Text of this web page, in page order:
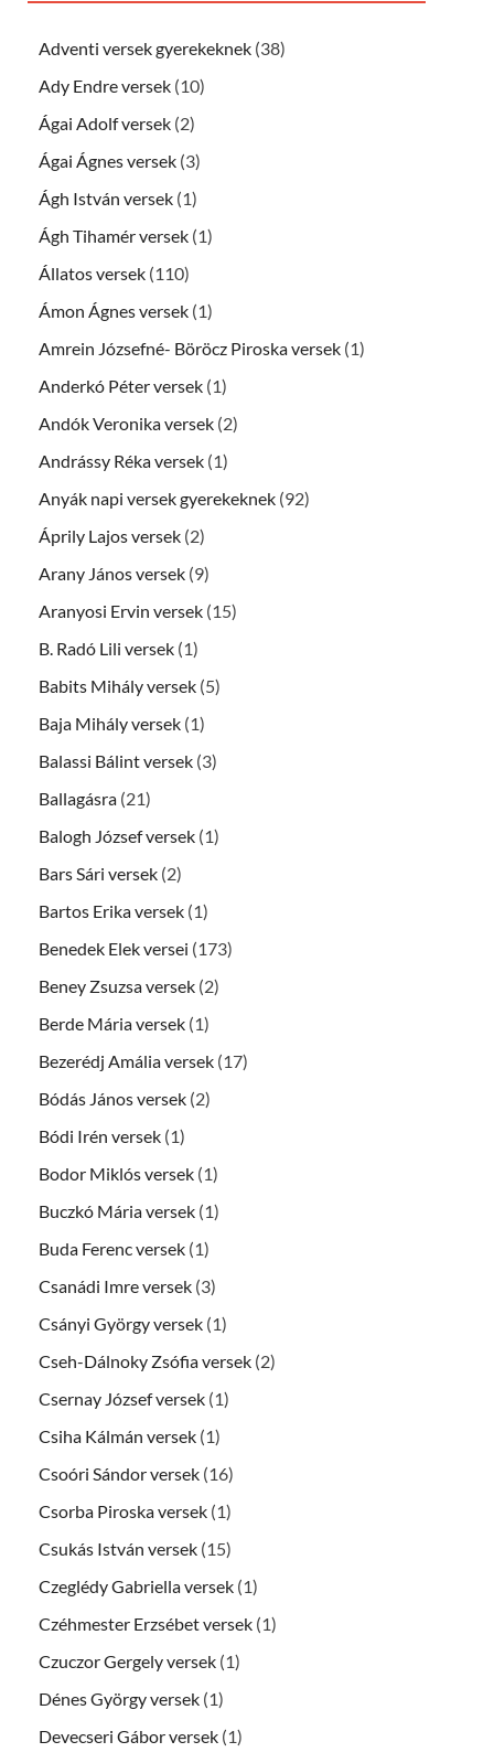
Adventi versek gyerekeknek (38)
Ady Endre versek (10)
Ágai Adolf versek (2)
Ágai Ágnes versek (3)
Ágh István versek (1)
Ágh Tihamér versek (1)
Állatos versek (110)
Ámon Ágnes versek (1)
Amrein Józsefné- Böröcz Piroska versek (1)
Anderkó Péter versek (1)
Andók Veronika versek (2)
Andrássy Réka versek (1)
Anyák napi versek gyerekeknek (92)
Áprily Lajos versek (2)
Arany János versek (9)
Aranyosi Ervin versek (15)
B. Radó Lili versek (1)
Babits Mihály versek (5)
Baja Mihály versek (1)
Balassi Bálint versek (3)
Ballagásra (21)
Balogh József versek (1)
Bars Sári versek (2)
Bartos Erika versek (1)
Benedek Elek versei (173)
Beney Zsuzsa versek (2)
Berde Mária versek (1)
Bezerédj Amália versek (17)
Bódás János versek (2)
Bódi Irén versek (1)
Bodor Miklós versek (1)
Buczkó Mária versek (1)
Buda Ferenc versek (1)
Csanádi Imre versek (3)
Csányi György versek (1)
Cseh-Dálnoky Zsófia versek (2)
Csernay József versek (1)
Csiha Kálmán versek (1)
Csoóri Sándor versek (16)
Csorba Piroska versek (1)
Csukás István versek (15)
Czeglédy Gabriella versek (1)
Czéhmester Erzsébet versek (1)
Czuczor Gergely versek (1)
Dénes György versek (1)
Devecseri Gábor versek (1)